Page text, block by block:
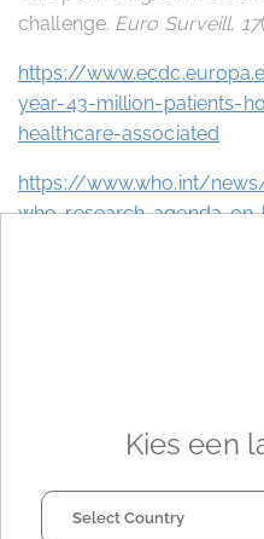
challenge. Euro Surveill, 17
https://
year-43-million-patients-
healthcare-associated
https://www.who.int/
who-research-agenda-
Kies een
Select Country